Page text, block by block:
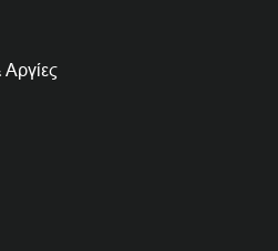
Αργίες